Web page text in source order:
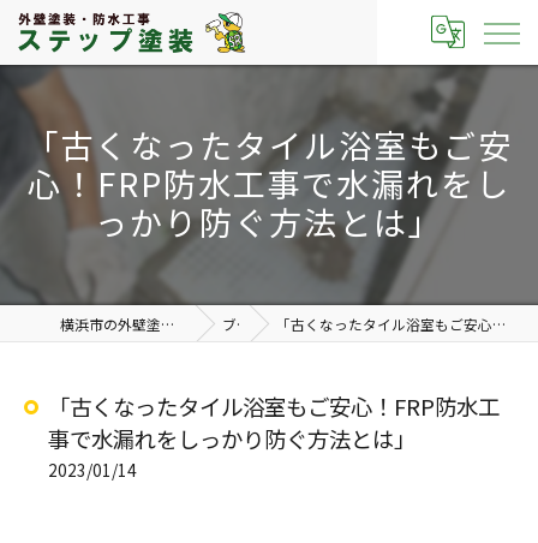
「古くなったタイル浴室もご安
心！FRP防水工事で水漏れをし
っかり防ぐ方法とは」
横浜市の外壁塗装なら有限会社ステップ塗装 ブログ 「古くなったタイル浴室もご安心！FRP防水工事で水漏れをしっかり防ぐ方法とは」
「古くなったタイル浴室もご安心！FRP防水工
事で水漏れをしっかり防ぐ方法とは」
2023/01/14